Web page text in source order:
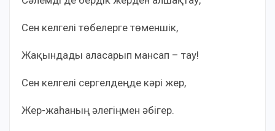
Сен келгелі төбелерге төменшік,
Жақындады аласарып мансап – тау!
Сен келгелі сергелдеңде кәрі жер,
Жер-жаһаның әлегіңмен әбігер.